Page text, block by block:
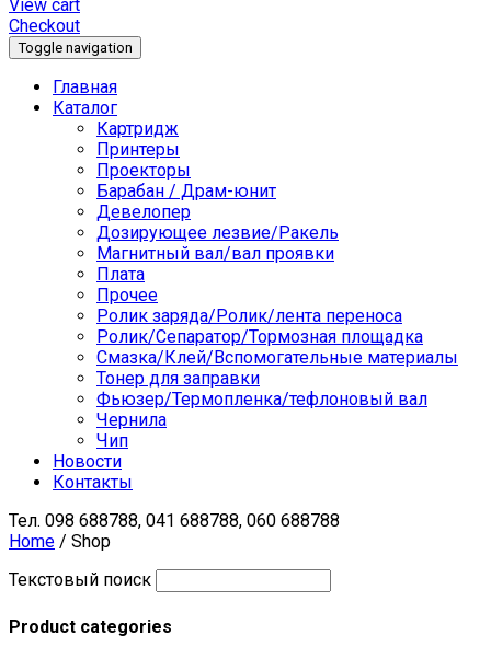
View cart
Checkout
Toggle navigation
Главная
Каталог
Картридж
Принтеры
Проекторы
Барабан / Драм-юнит
Девелопер
Дозирующее лезвие/Ракель
Магнитный вал/вал проявки
Плата
Прочее
Ролик заряда/Ролик/лента переноса
Ролик/Сепаратор/Тормозная площадка
Смазка/Клей/Вспомогательные материалы
Тонер для заправки
Фьюзер/Термопленка/тефлоновый вал
Чернила
Чип
Новости
Контакты
Тел. 098 688788, 041 688788, 060 688788
Home / Shop
Текстовый поиск
Product categories